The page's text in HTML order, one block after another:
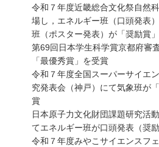
令和７年度近畿総合文化祭自然
場し，エネルギー班（口頭発表
班（ポスター発表）が「奨励賞
第69回日本学生科学賞京都府審
「最優秀賞」を受賞
令和７年度全国スーパーサイエ
究発表会（神戸）にて気象班が
賞
日本原子力文化財団課題研究活
てエネルギー班が口頭発表（奨励
令和７年度みやこサイエンスフ